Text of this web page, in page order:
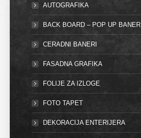
AUTOGRAFIKA
BACK BOARD – POP UP BANER
CERADNI BANERI
FASADNA GRAFIKA
FOLIJE ZA IZLOGE
FOTO TAPET
DEKORACIJA ENTERIJERA